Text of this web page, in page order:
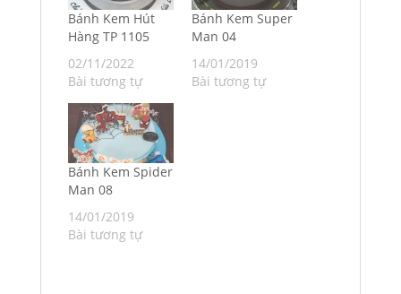
Bánh Kem Hút
Hàng TP 1105
02/11/2022
Bài tương tự
Bánh Kem Super
Man 04
14/01/2019
Bài tương tự
Bánh Kem Spider
Man 08
14/01/2019
Bài tương tự